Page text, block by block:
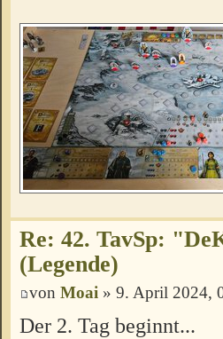
Re: 42. TavSp:
(Legende)
von Moai » 9. April 2024,
Der 2. Tag beginnt...